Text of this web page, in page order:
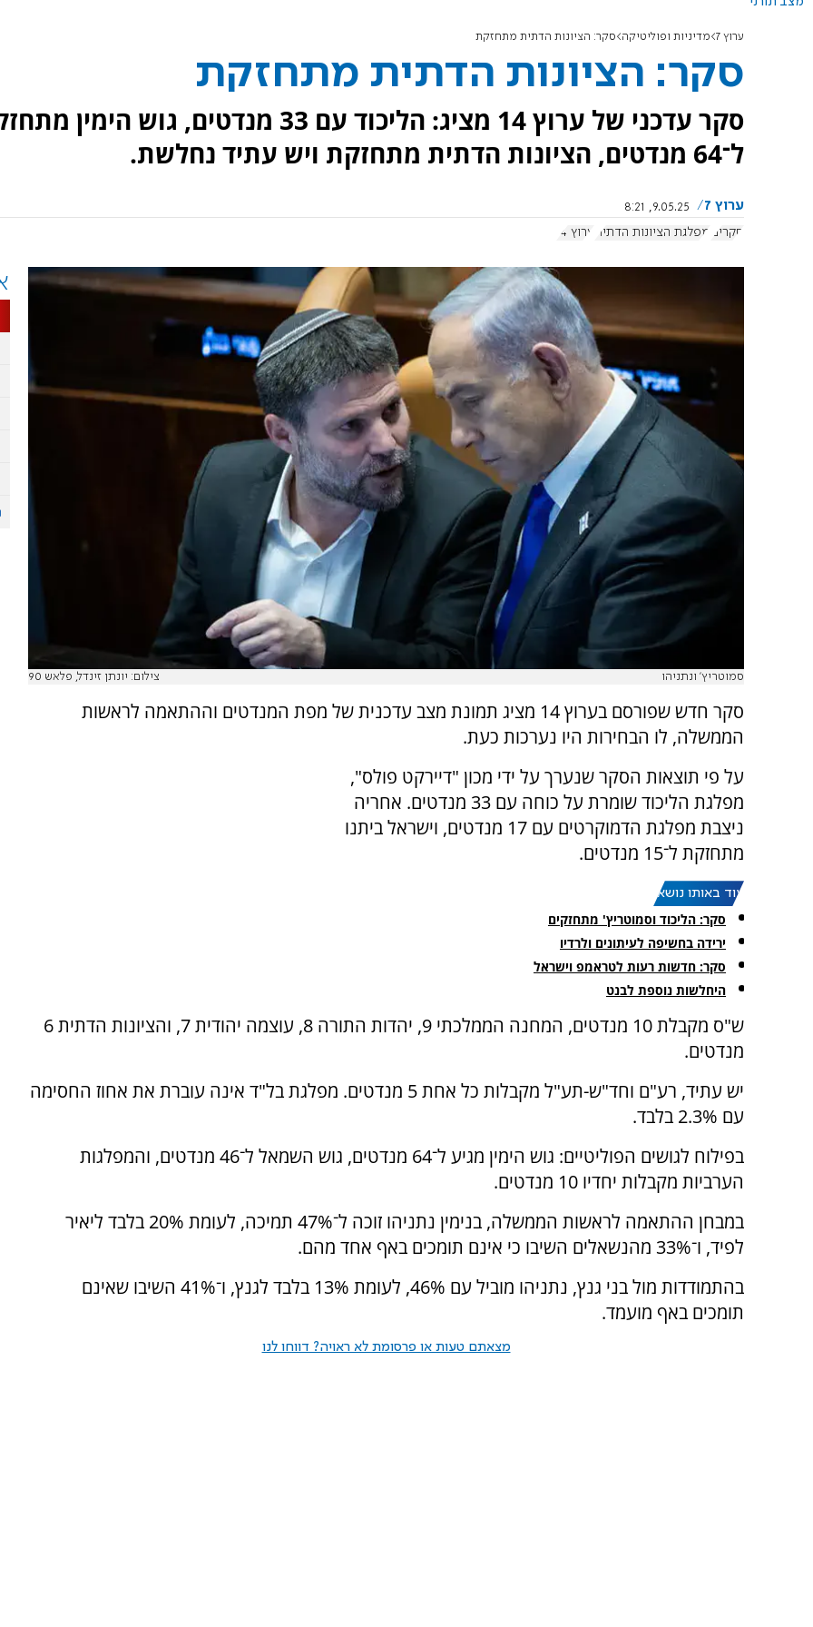
ערוץ 7 מדיניות ופוליטיקה סקר: הציונות הדתית מתחזקת
סקר: הציונות הדתית מתחזקת
סקר עדכני של ערוץ 14 מציג: הליכוד עם 33 מנדטים, גוש הימין
ל־64 מנדטים, הציונות הדתית מתחזקת ויש עתיד נחלשת.
ערוץ 7
9.05.25, 8:21
סקרים מפלגת הציונות הדתית ערוץ 14
סמוטריץ' ונתניהו צילום: יונתן זינדל, פלאש 90
סקר חדש שפורסם בערוץ 14 מציג תמונת מצב עדכנית של מפת המנדטים וההתאמה לראשות
הממשלה, לו הבחירות היו נערכות כעת.
על פי תוצאות הסקר שנערך על ידי מכון "דיירקט פולס",
מפלגת הליכוד שומרת על כוחה עם 33 מנדטים. אחריה
ניצבת מפלגת הדמוקרטים עם 17 מנדטים, וישראל ביתנו
מתחזקת ל־15 מנדטים.
עוד באותו נושא:
סקר: הליכוד וסמוטריץ' מתחזקים
ירידה בחשיפה לעיתונים ולרדיו
סקר: חדשות רעות לטראמפ וישראל
היחלשות נוספת לבנט
ש"ס מקבלת 10 מנדטים, המחנה הממלכתי 9, יהדות התורה 8, עוצמה יהודית 7, והציונות הדתית 6
מנדטים.
יש עתיד, רע"ם וחד"ש-תע"ל מקבלות כל אחת 5 מנדטים. מפלגת בל"ד אינה עוברת את אחוז החסימה
עם 2.3% בלבד.
בפילוח לגושים הפוליטיים: גוש הימין מגיע ל־64 מנדטים, גוש השמאל ל־46 מנדטים, והמפלגות
הערביות מקבלות יחדיו 10 מנדטים.
במבחן ההתאמה לראשות הממשלה, בנימין נתניהו זוכה ל־47% תמיכה, לעומת 20% בלבד ליאיר
לפיד, ו־33% מהנשאלים השיבו כי אינם תומכים באף אחד מהם.
בהתמודדות מול בני גנץ, נתניהו מוביל עם 46%, לעומת 13% בלבד לגנץ, ו־41% השיבו שאינם
תומכים באף מועמד.
מצאתם טעות או פרסומת לא ראויה? דווחו לנו